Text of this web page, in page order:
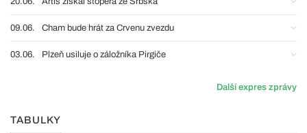
09.06. Cham bude hrát za Crvenu zvezdu
03.06. Plzeň usiluje o záložníka Pirgiče
Další expres zprávy
TABULKY